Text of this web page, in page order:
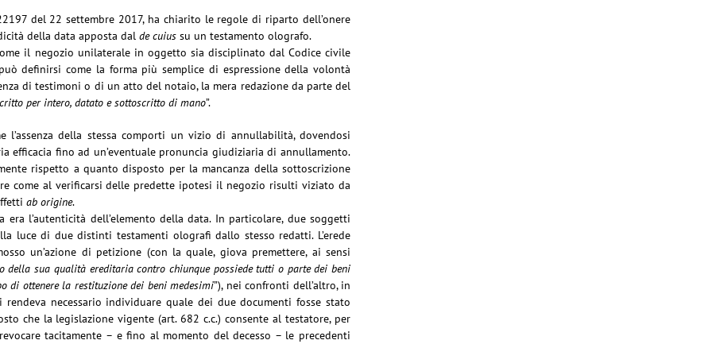
del 22 settembre 2017, ha chiarito le regole di riparto dell’onere
della data apposta dal de cuius su un testamento olografo.
il negozio unilaterale in oggetto sia disciplinato dal Codice civile
definirsi come la forma più semplice di espressione della volontà
di testimoni o di un atto del notaio, la mera redazione da parte del
per intero, datato e sottoscritto di mano”.
della stessa comporti un vizio di annullabilità, dovendosi
efficacia fino ad un’eventuale pronuncia giudiziaria di annullamento.
rispetto a quanto disposto per la mancanza della sottoscrizione
come al verificarsi delle predette ipotesi il negozio risulti viziato da
ab origine.
l’autenticità dell’elemento della data. In particolare, due soggetti
luce di due distinti testamenti olografi dallo stesso redatti. L’erede
un’azione di petizione (con la quale, giova premettere, ai sensi
della sua qualità ereditaria contro chiunque possiede tutti o parte dei beni
di ottenere la restituzione dei beni medesimi”), nei confronti dell’altro, in
necessario individuare quale dei due documenti fosse stato
che la legislazione vigente (art. 682 c.c.) consente al testatore, per
tacitamente – e fino al momento del decesso – le precedenti